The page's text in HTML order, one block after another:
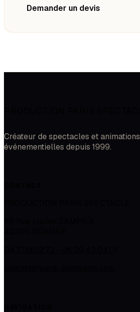
Demander un devis
Créateur de spectacles et animations
événementielles depuis 1999.